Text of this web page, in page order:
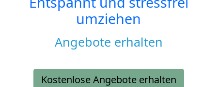
umziehen
Angebote erhalten
Kostenlose Angebote erhalten